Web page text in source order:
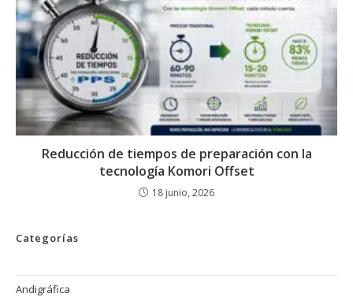
Reducción de tiempos de preparación con la
tecnología Komori Offset
18 junio, 2026
Categorías
Andigráfica